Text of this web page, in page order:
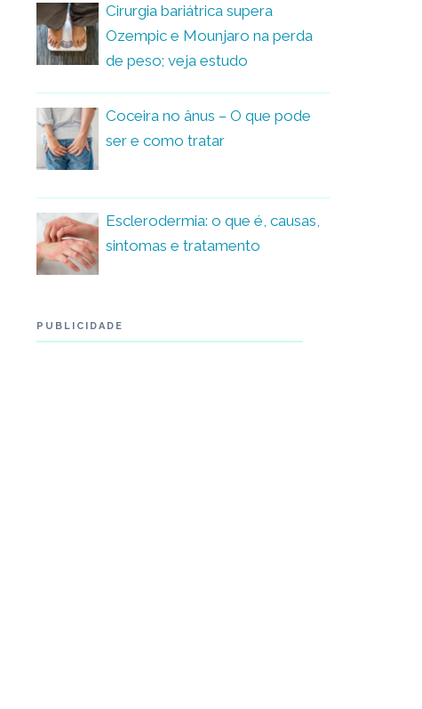
Cirurgia bariátrica supera
Ozempic e Mounjaro na perda
de peso; veja estudo
Coceira no ânus – O que pode
ser e como tratar
Esclerodermia: o que é, causas,
sintomas e tratamento
PUBLICIDADE